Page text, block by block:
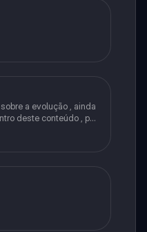
a evolução , ainda
deste conteúdo , por
mais fontes e
e fixar melhor.